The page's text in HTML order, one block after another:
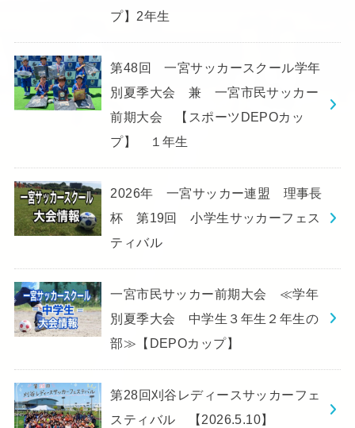
プ】2年生
第48回 一宮サッカースクール学年
別夏季大会 兼 一宮市民サッカー
前期大会 【スポーツDEPOカッ
プ】 １年生
2026年 一宮サッカー連盟 理事長
杯 第19回 小学生サッカーフェス
ティバル
一宮市民サッカー前期大会 ≪学年
別夏季大会 中学生３年生２年生の
部≫【DEPOカップ】
第28回刈谷レディースサッカーフェ
スティバル 【2026.5.10】